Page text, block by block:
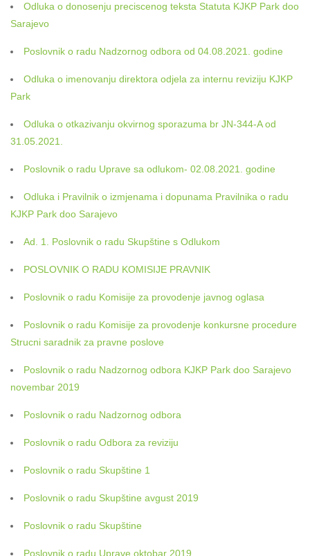
Odluka o donosenju preciscenog teksta Statuta KJKP Park doo
Sarajevo
Poslovnik o radu Nadzornog odbora od 04.08.2021. godine
Odluka o imenovanju direktora odjela za internu reviziju KJKP
Park
Odluka o otkazivanju okvirnog sporazuma br JN-344-A od
31.05.2021.
Poslovnik o radu Uprave sa odlukom- 02.08.2021. godine
Odluka i Pravilnik o izmjenama i dopunama Pravilnika o radu
KJKP Park doo Sarajevo
Ad. 1. Poslovnik o radu Skupštine s Odlukom
POSLOVNIK O RADU KOMISIJE PRAVNIK
Poslovnik o radu Komisije za provodenje javnog oglasa
Poslovnik o radu Komisije za provodenje konkursne procedure
Strucni saradnik za pravne poslove
Poslovnik o radu Nadzornog odbora KJKP Park doo Sarajevo
novembar 2019
Poslovnik o radu Nadzornog odbora
Poslovnik o radu Odbora za reviziju
Poslovnik o radu Skupštine 1
Poslovnik o radu Skupštine avgust 2019
Poslovnik o radu Skupštine
Poslovnik o radu Uprave oktobar 2019